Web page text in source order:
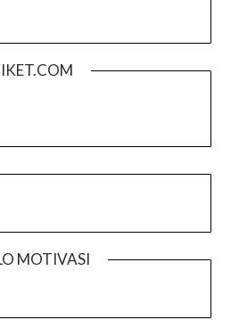
MOTIVASI